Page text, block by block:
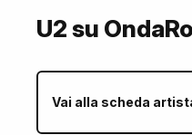
U2 su
Vai alla scheda